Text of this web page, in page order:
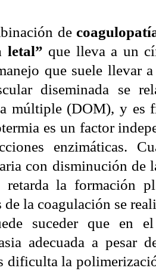
de
letal” que lleva a un
que suele llevar
diseminada se
múltiple (DOM), y es
es un factor
enzimáticas.
con disminución de
retarda la formación
de la coagulación se
suceder que en
adecuada a pesar
dificulta la